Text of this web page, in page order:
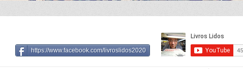
https://www.facebook.com/livroslidos2020